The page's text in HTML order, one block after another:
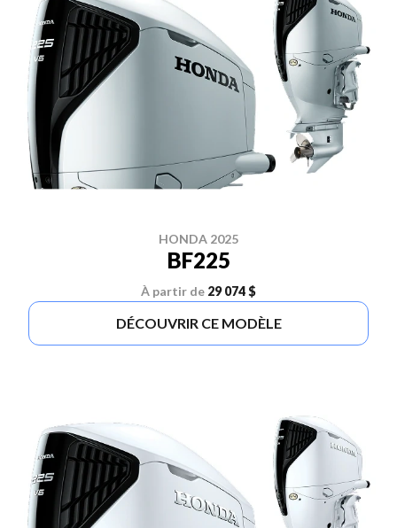
HONDA 2025
BF225
À partir de 29 074 $
DÉCOUVRIR CE MODÈLE